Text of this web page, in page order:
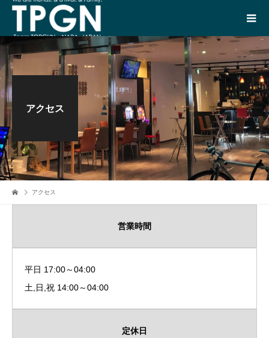
アクセス
アクセス
営業時間
平日 17:00～04:00
土,日,祝 14:00～04:00
定休日